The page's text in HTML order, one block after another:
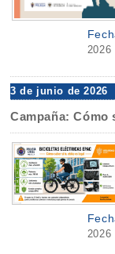
2026
3 de junio de 2026
Campaña: Cómo
2026